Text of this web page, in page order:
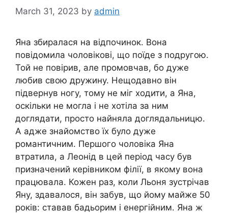
March 31, 2023 by admin
Яна збиралася на відпочинок. Вона
повідомила чоловікові, що поїде з подругою.
Той не повірив, але промовчав, бо дуже
любив свою дружину. Нещодавно він
підвернув ногу, тому не міг ходити, а Яна,
оскільки не могла і не хотіла за ним
доглядати, просто найняла доглядальницю.
А адже знайомство їх було дуже
романтичним. Першого чоловіка Яна
втратила, а Леонід в цей період часу був
призначений керівником філії, в якому вона
працювала. Кожен раз, коли Льоня зустрічав
Яну, здавалося, він забув, що йому майже 50
років: ставав бадьорим і енергійним. Яна ж